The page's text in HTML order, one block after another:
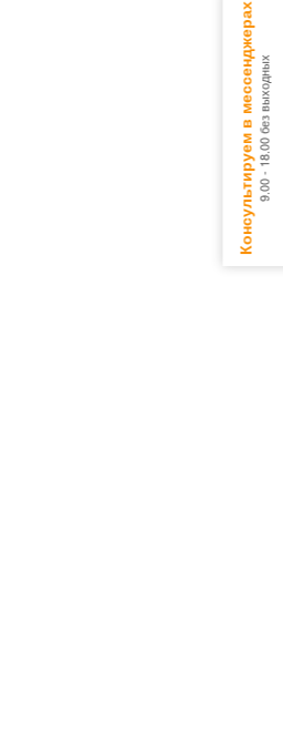
Консультируем в мессенджерах9.00 - 18.00 без выходных